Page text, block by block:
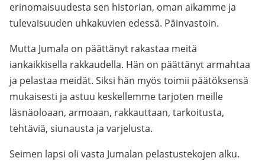
erinomaisuudesta sen historian, oman aikamme ja
tulevaisuuden uhkakuvien edessä. Päinvastoin.
Mutta Jumala on päättänyt rakastaa meitä
iankaikkisella rakkaudella. Hän on päättänyt armahtaa
ja pelastaa meidät. Siksi hän myös toimii päätöksensä
mukaisesti ja astuu keskellemme tarjoten meille
läsnäoloaan, armoaan, rakkauttaan, tarkoitusta,
tehtäviä, siunausta ja varjelusta.
Seimen lapsi oli vasta Jumalan pelastustekojen alku.